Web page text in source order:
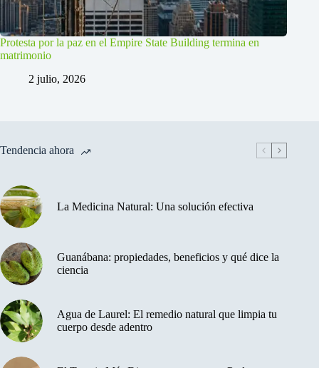
Protesta por la paz en el Empire State Building termina en
matrimonio
2 julio, 2026
Tendencia ahora
La Medicina Natural: Una solución efectiva
Guanábana: propiedades, beneficios y qué dice la
ciencia
Agua de Laurel: El remedio natural que limpia tu
cuerpo desde adentro